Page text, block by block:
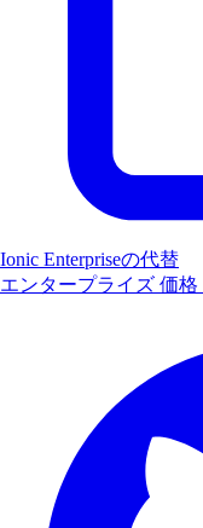
Ionic Enterpriseの代替
エンタープライズ 価格